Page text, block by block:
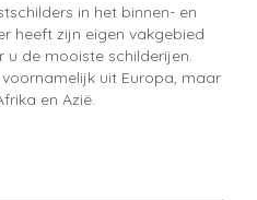
in het binnen- en
heeft zijn eigen vakgebied
u de mooiste schilderijen.
uit Europa, maar
en Azië.